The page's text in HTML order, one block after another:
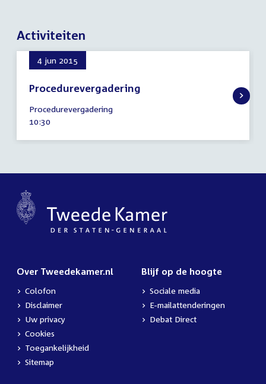
Activiteiten
4 jun 2015
Procedurevergadering
juni
2015
Procedurevergadering
Tijd
10:30
Over Tweedekamer.nl
Colofon
Disclaimer
Uw privacy
Cookies
Toegankelijkheid
Sitemap
Blijf op de hoogte
Sociale media
E-mailattenderingen
Debat Direct